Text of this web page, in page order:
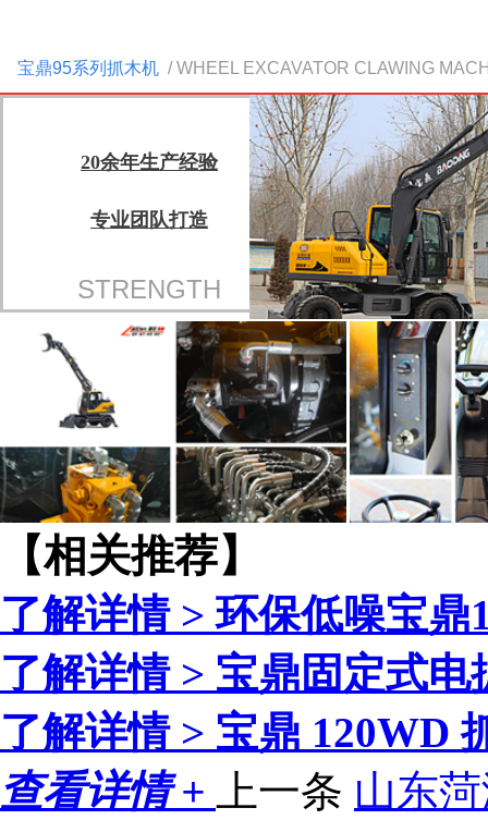
宝鼎95系列抓木机 / WHEEL EXCAVATOR CLAWING
20余年生产经验
专业团队打造
队
STRENGTH
【相关推荐】
了解详情 >环保低噪宝鼎
了解详情 > 宝鼎固定式电
了解详情 > 宝鼎 120WD
查看详情 +
上一条 山东